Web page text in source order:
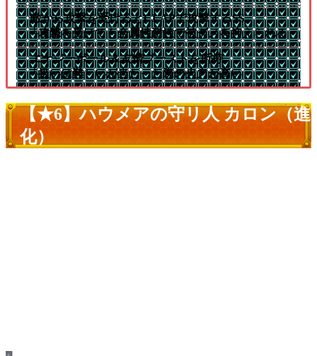
敵から攻撃を受けるとCLAPで攻撃するSS
└攻撃を受けても全属性耐性で被ダメを抑えられる
エナジーボール＆友情ブーストを所持
└扱いは難しいが当たった際の火力が高い
【★6】ハウメアの守リ人 カロン（進
化）